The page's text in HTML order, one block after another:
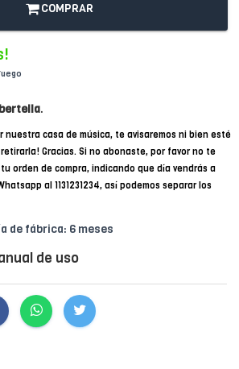
COMPRAR
.
nuestra casa de música, te avisaremos ni bien esté
Gracias. Si no abonaste, por favor no te
orden de compra, indicando que día vendrás a
al 1131231234, así podemos separar los
de fábrica: 6 meses
de uso